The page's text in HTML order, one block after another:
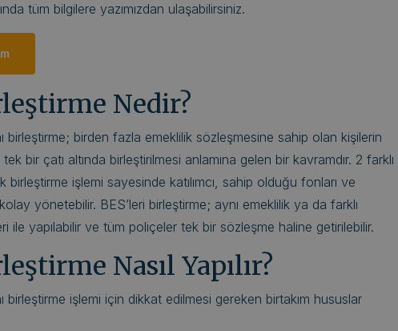
tüm bilgilere yazımızdan ulaşabilirsiniz.
Nedir?
birleştirme; birden fazla emeklilik sözleşmesine sahip olan kişilerin
bir çatı altında birleştirilmesi anlamına gelen bir kavramdır. 2 farklı
birleştirme işlemi sayesinde katılımcı, sahip olduğu fonları ve
yönetebilir. BES’leri birleştirme; aynı emeklilik ya da farklı
ile yapılabilir ve tüm poliçeler tek bir sözleşme haline getirilebilir.
Nasıl Yapılır?
birleştirme işlemi için dikkat edilmesi gereken birtakım hususlar